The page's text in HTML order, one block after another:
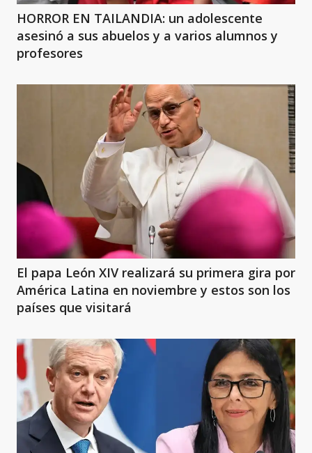
HORROR EN TAILANDIA: un adolescente
asesinó a sus abuelos y a varios alumnos y
profesores
El papa León XIV realizará su primera gira por
América Latina en noviembre y estos son los
países que visitará